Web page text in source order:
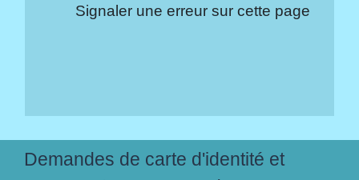
Signaler une erreur sur cette page
Demandes de carte d'identité et